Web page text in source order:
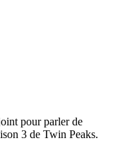
pour parler de
3 de Twin Peaks.